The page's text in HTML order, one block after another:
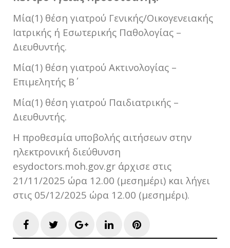
Μία(1) θέση γιατρού Γενικής/Οικογενειακής
Ιατρικής ή Εσωτερικής Παθολογίας –
Διευθυντής.
Μία(1) θέση γιατρού Ακτινολογίας –
Επιμελητής Β΄
Μία(1) θέση γιατρού Παιδιατρικής –
Διευθυντής.
Η προθεσμία υποβολής αιτήσεων στην
ηλεκτρονική διεύθυνση
esydoctors.moh.gov.gr άρχισε στις
21/11/2025 ώρα 12.00 (μεσημέρι) και λήγει
στις 05/12/2025 ώρα 12.00 (μεσημέρι).
FacebookTwitterGoogle+LinkedInPinterest